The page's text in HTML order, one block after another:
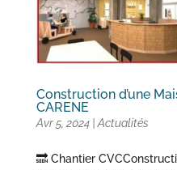
Construction d’une
CARENE
Avr 5, 2024|Actualités
🔜 Chantier